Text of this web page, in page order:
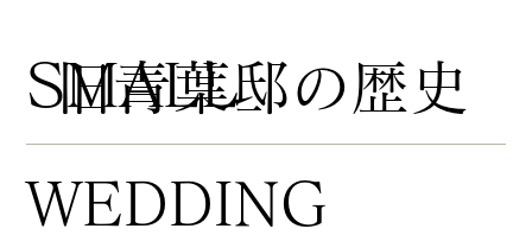
​旧青葉邸の歴史
​SMALL
WEDDING